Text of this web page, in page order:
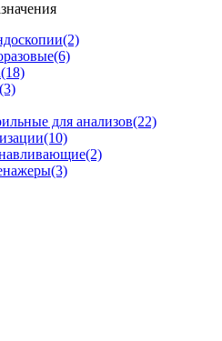
(2)
(6)
(18)
(3)
для анализов(22)
(10)
(2)
(3)